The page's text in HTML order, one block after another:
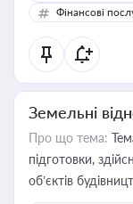
Фінансові
Земельні
Про що тема:
підготовки,
об’єктів